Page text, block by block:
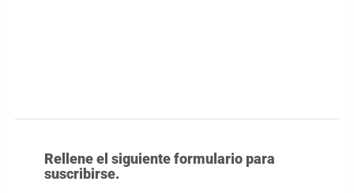
Rellene el siguiente formulario para
suscribirse.